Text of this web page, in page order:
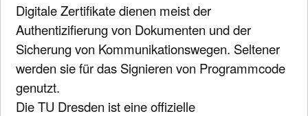
Digitale Zertifikate dienen meist der
Authentizifierung von Dokumenten und der
Sicherung von Kommunikationswegen. Seltener
werden sie für das Signieren von Programmcode
genutzt.
Die TU Dresden ist eine offizielle